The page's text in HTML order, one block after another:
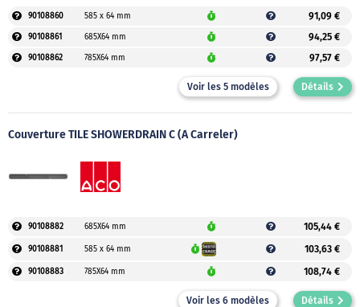
90108860 585 x 64 mm 91,09 €
90108861 685X64 mm 94,25 €
90108862 785X64 mm 97,57 €
Voir les 5 modèles Détails
Couverture TILE SHOWERDRAIN C (à Carreler)
90108882 685X64 mm 105,44 €
90108881 585 x 64 mm 103,63 €
90108883 785X64 mm 108,74 €
Voir les 6 modèles Détails